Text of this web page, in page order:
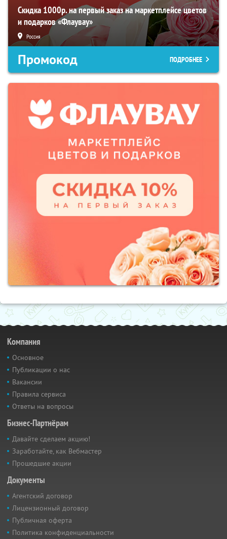
Скидка 1000р. на первый заказ на маркетплейсе цветов
и подарков «Флаувау»
Россия
Промокод ПОДРОБНЕЕ
Компания
Основное
Публикации о нас
Вакансии
Правила сервиса
Ответы на вопросы
Бизнес-Партнёрам
Давайте сделаем акцию!
Заработайте, как Вебмастер
Прошедшие акции
Документы
Агентский договор
Лицензионный договор
Публичная оферта
Политика конфиденциальности